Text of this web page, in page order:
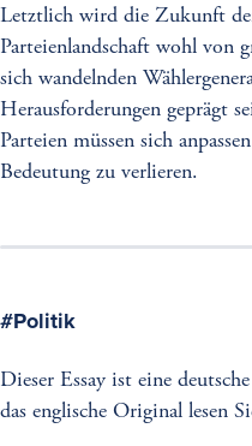
Letztlich wird die Zukunft
Parteienlandschaft wohl von
sich wandelnden
Herausforderungen geprägt
Parteien müssen sich
Bedeutung zu verlieren.
Politik
Dieser Essay ist eine
das englische Original lesen